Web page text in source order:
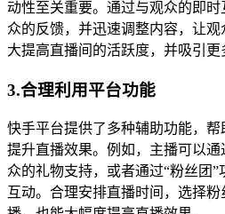
动性至关重要。通过与观众的即
众的反馈，并迅速调整内容，让
大提高直播间的活跃度，并吸引更
3.合理利用平台功能
快手平台提供了多种辅助功能，帮
提升直播效果。例如，主播可以
众的礼物支持，或者通过“粉丝团
互动。合理安排直播时间，选择